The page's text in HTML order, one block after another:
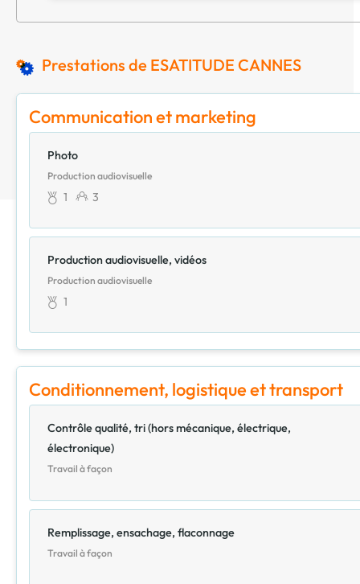
Prestations de ESATITUDE CANNES
Communication et marketing
Photo
Production audiovisuelle
1 3
Production audiovisuelle, vidéos
Production audiovisuelle
1
Conditionnement, logistique et transport
Contrôle qualité, tri (hors mécanique, électrique,
électronique)
Travail à façon
Remplissage, ensachage, flaconnage
Travail à façon